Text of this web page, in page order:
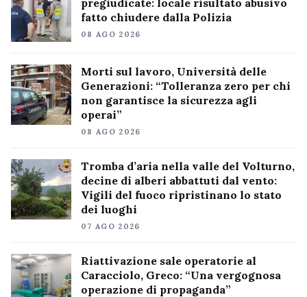
pregiudicate: locale risultato abusivo
fatto chiudere dalla Polizia
08 AGO 2026
Morti sul lavoro, Università delle
Generazioni: “Tolleranza zero per chi
non garantisce la sicurezza agli
operai”
08 AGO 2026
Tromba d’aria nella valle del Volturno,
decine di alberi abbattuti dal vento:
Vigili del fuoco ripristinano lo stato
dei luoghi
07 AGO 2026
Riattivazione sale operatorie al
Caracciolo, Greco: “Una vergognosa
operazione di propaganda”